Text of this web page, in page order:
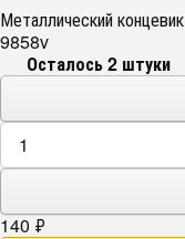
Металлический
9858v
Осталось 2 штуки
140 ₽